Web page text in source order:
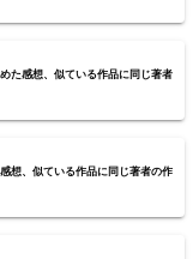
た感想、似ている作品に同じ著者
想、似ている作品に同じ著者の作